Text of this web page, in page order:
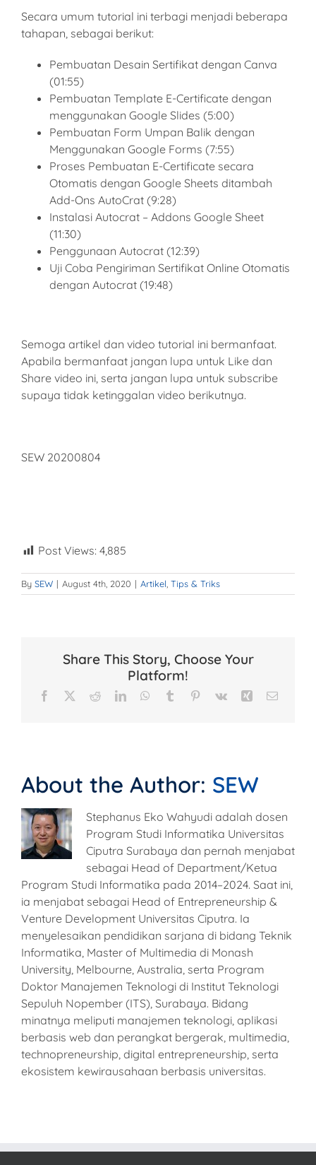
Secara umum tutorial ini terbagi menjadi beberapa
tahapan, sebagai berikut:
Pembuatan Desain Sertifikat dengan Canva
(01:55)
Pembuatan Template E-Certificate dengan
menggunakan Google Slides (5:00)
Pembuatan Form Umpan Balik dengan
Menggunakan Google Forms (7:55)
Proses Pembuatan E-Certificate secara
Otomatis dengan Google Sheets ditambah
Add-Ons AutoCrat (9:28)
Instalasi Autocrat – Addons Google Sheet
(11:30)
Penggunaan Autocrat (12:39)
Uji Coba Pengiriman Sertifikat Online Otomatis
dengan Autocrat (19:48)
Semoga artikel dan video tutorial ini bermanfaat.
Apabila bermanfaat jangan lupa untuk Like dan
Share video ini, serta jangan lupa untuk subscribe
supaya tidak ketinggalan video berikutnya.
SEW 20200804
Post Views: 4,885
By SEW | August 4th, 2020 | Artikel Tips & Triks
Share This Story, Choose Your
Platform!
Facebook RedditLinkedInWhatsApp
Tumblr Pinterest
Vk Xing Email
About the Author: SEW
Stephanus Eko Wahyudi adalah dosen
Program Studi Informatika Universitas
Ciputra Surabaya dan pernah menjabat
sebagai Head of Department/Ketua
Program Studi Informatika pada 2014–2024. Saat ini,
ia menjabat sebagai Head of Entrepreneurship &
Venture Development Universitas Ciputra. Ia
menyelesaikan pendidikan sarjana di bidang Teknik
Informatika, Master of Multimedia di Monash
University, Melbourne, Australia, serta Program
Doktor Manajemen Teknologi di Institut Teknologi
Sepuluh Nopember (ITS), Surabaya. Bidang
minatnya meliputi manajemen teknologi, aplikasi
berbasis web dan perangkat bergerak, multimedia,
technopreneurship, digital entrepreneurship, serta
ekosistem kewirausahaan berbasis universitas.